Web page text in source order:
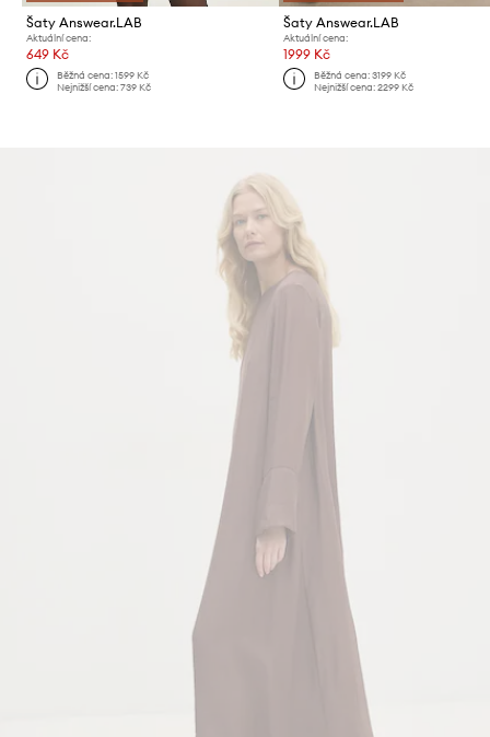
Šaty Answear.LAB
Aktuální cena:
649 Kč
Běžná cena:1599 Kč
Nejnižší cena:739 Kč
Šaty Answear.LAB
Aktuální cena:
1999 Kč
Běžná cena: 3199 Kč
Nejnižší cena: 2299 Kč